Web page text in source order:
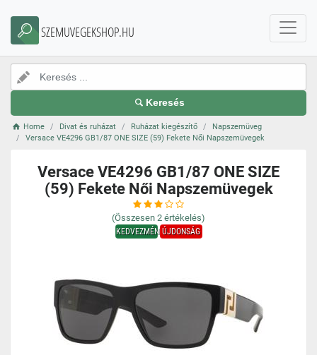
SZEMUVEGEKSHOP.HU
Keresés
Home Divat és ruházat Ruházat kiegészítő
Napszemüveg
Versace VE4296 GB1/87 ONE SIZE (59) Fekete Női Napszemüvegek
Versace VE4296 GB1/87 ONE SIZE
(59) Fekete Női Napszemüvegek
(Összesen 2 értékelés)
KEDVEZMÉNYÚJDONSÁG